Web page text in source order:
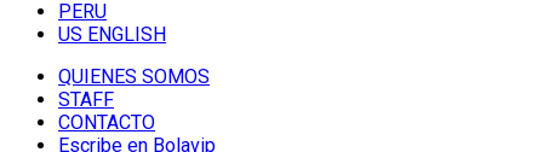
PERU
US ENGLISH
QUIENES SOMOS
STAFF
CONTACTO
Escribe en Bolavip